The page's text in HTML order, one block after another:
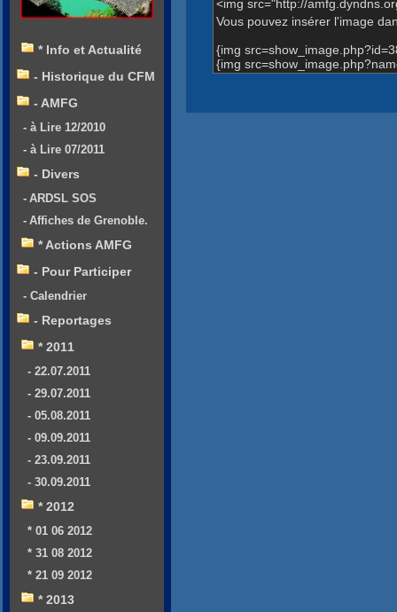
<img src="http://
Vous pouvez insérer l'image
{img
{img
* Info et Actualité
- Historique du CFM
- AMFG
- à Lire 12/2010
- à Lire 07/2011
- Divers
- ARDSL SOS
- Affiches de Grenoble.
* Actions AMFG
- Pour Participer
- Calendrier
- Reportages
* 2011
- 22.07.2011
- 29.07.2011
- 05.08.2011
- 09.09.2011
- 23.09.2011
- 30.09.2011
* 2012
* 01 06 2012
* 31 08 2012
* 21 09 2012
* 2013